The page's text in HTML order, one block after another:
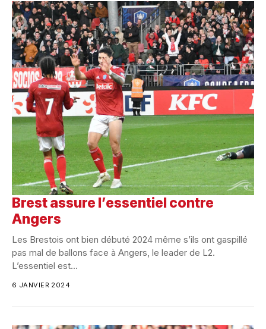
Brest assure l’essentiel contre
Angers
Les Brestois ont bien débuté 2024 même s’ils ont gaspillé
pas mal de ballons face à Angers, le leader de L2.
L’essentiel est...
6 JANVIER 2024